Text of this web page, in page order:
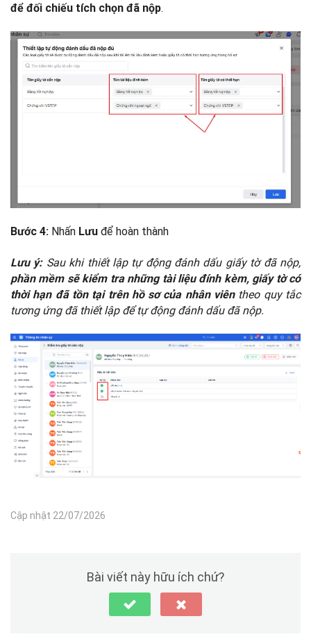
để đối chiếu tích chọn đã nộp.
Bước 4: Nhấn Lưu để hoàn thành
Lưu ý:Sau khi thiết lập tự động đánh dấu giấy tờ đã nộp,
phần mềm sẽ kiểm tra những tài liệu đính kèm, giấy tờ có
thời hạn đã tồn tại trên hồ sơ của nhân viêntheo quy tắc
tương ứng đã thiết lập để tự động đánh dấu đã nộp.
Cập nhật 22/07/2026
Bài viết này hữu ích chứ?